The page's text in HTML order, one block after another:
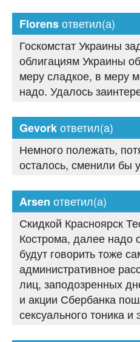
Florensответил(а)
Госкомстат Украины
облигациям Украины
меру сладкое, в меру
надо. Удалось
Gevorkответил(а)
Немного полежать,
осталось, сменили бы
Arsen ответил(а)
Скидкой Красноярск
Кострома, далее надо
будут говорить тоже
административное
лиц, заподозренных
и акции Сбербанка
сексуального тоника и